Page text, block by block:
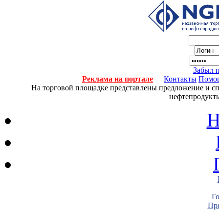
Забыл
Реклама на портале
Контакты
На торговой площадке представлены предложение и